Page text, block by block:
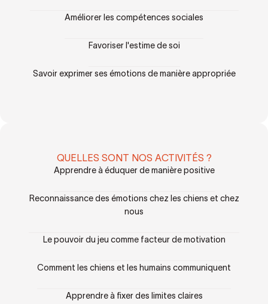
Améliorer les compétences sociales
Favoriser l'estime de soi
Savoir exprimer ses émotions de manière appropriée
QUELLES SONT NOS ACTIVITÉS ?
Apprendre à éduquer de manière positive
Reconnaissance des émotions chez les chiens et chez
nous
Le pouvoir du jeu comme facteur de motivation
Comment les chiens et les humains communiquent
Apprendre à fixer des limites claires